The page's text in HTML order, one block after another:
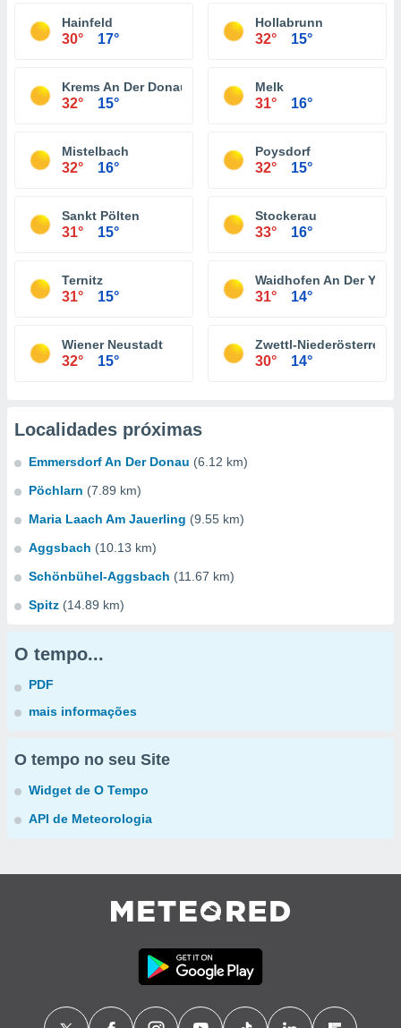
Hainfeld
30° 17°
Hollabrunn
32° 15°
Krems An Der Donau
32° 15°
Melk
31° 16°
Mistelbach
32° 16°
Poysdorf
32° 15°
Sankt Pölten
31° 15°
Stockerau
33° 16°
Ternitz
31° 15°
Waidhofen An Der Ybbs
31° 14°
Wiener Neustadt
32° 15°
Zwettl-Niederösterreich
30° 14°
Localidades próximas
Emmersdorf An Der Donau (6.12 km)
Pöchlarn (7.89 km)
Maria Laach Am Jauerling (9.55 km)
Aggsbach (10.13 km)
Schönbühel-Aggsbach (11.67 km)
Spitz (14.89 km)
O tempo...
PDF
mais informações
O tempo no seu Site
Widget de O Tempo
API de Meteorologia